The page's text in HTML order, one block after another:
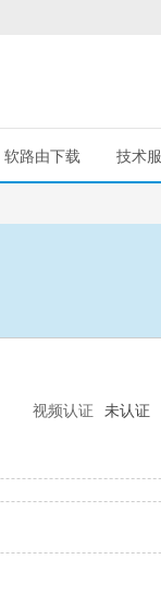
软路由下载 技术
视频认证 未认证